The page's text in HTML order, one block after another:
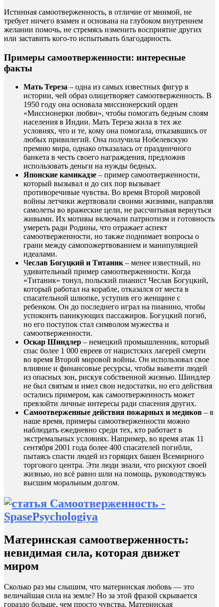
Истинная самоотверженность, в отличие от мнимой, не
требует ничего взамен и основана на глубоком внутреннем
желании помочь, не стремясь изменить восприятие других
или заставить кого-то испытывать благодарность.
Примеры самоотверженности: интересные
факты
Мать Тереза – одна из самых известных фигур в
истории, чей образ олицетворяет самоотверженность. В
1950 году она основала миссионерский орден
«Миссионерки любви», чтобы помогать бедным слоям
населения в Индии. Мать Тереза жила в тех же
условиях, что и те, кому она помогала, отказавшись от
любых привилегий. Она получила Нобелевскую
премию мира, однако отказалась от праздничного
банкета в честь своего награждения, предложив
использовать деньги на нужды бедных.
Японские камикадзе – пример самоотверженности,
который вызывал и до сих пор вызывает
противоречивые чувства. Во время Второй мировой
войны летчики жертвовали своими жизнями, направляя
самолеты во вражеские цели, не рассчитывая вернуться
живыми. Их мотивы включали патриотизм и готовность
умереть ради Родины, что отражает аспект
самоотверженности, но также поднимает вопросы о
грани между самопожертвованием и манипуляцией
идеалами.
Чеслав Богуцкий и Титаник – менее известный, но
удивительный пример самоотверженности. Когда
«Титаник» тонул, польский пианист Чеслав Богуцкий,
который работал на корабле, отказался от места в
спасательной шлюпке, уступив его женщине с
ребенком. Он до последнего играл на пианино, чтобы
успокоить паникующих пассажиров. Богуцкий погиб,
но его поступок стал символом мужества и
самоотверженности.
Оскар Шиндлер – немецкий промышленник, который
спас более 1 000 евреев от нацистских лагерей смерти
во время Второй мировой войны. Он использовал свое
влияние и финансовые ресурсы, чтобы вывезти людей
из опасных зон, рискуя собственной жизнью. Шиндлер
не был святым и имел свои недостатки, но его действия
остались примером, как самоотверженность может
превзойти личные интересы ради спасения других.
Самоотверженные действия пожарных и медиков – в
наше время, примеры самоотверженности можно
наблюдать ежедневно среди тех, кто работает в
экстремальных условиях. Например, во время атак 11
сентября 2001 года более 400 спасателей погибли,
пытаясь спасти людей из горящих башен Всемирного
торгового центра. Эти люди знали, что рискуют своей
жизнью, но всё равно шли на помощь, руководствуясь
высшим моральным долгом.
Материнская самоотверженность:
невидимая сила, которая движет
миром
Сколько раз мы слышим, что материнская любовь — это
величайшая сила на земле? Но за этой фразой скрывается
гораздо больше, чем просто чувства. Материнская